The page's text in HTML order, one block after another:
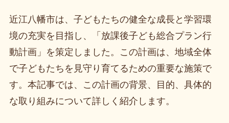
近江八幡市は、子どもたちの健全な成長と学習環
境の充実を目指し、「放課後子ども総合プラン行
動計画」を策定しました。この計画は、地域全体
で子どもたちを見守り育てるための重要な施策で
す。本記事では、この計画の背景、目的、具体的
な取り組みについて詳しく紹介します。